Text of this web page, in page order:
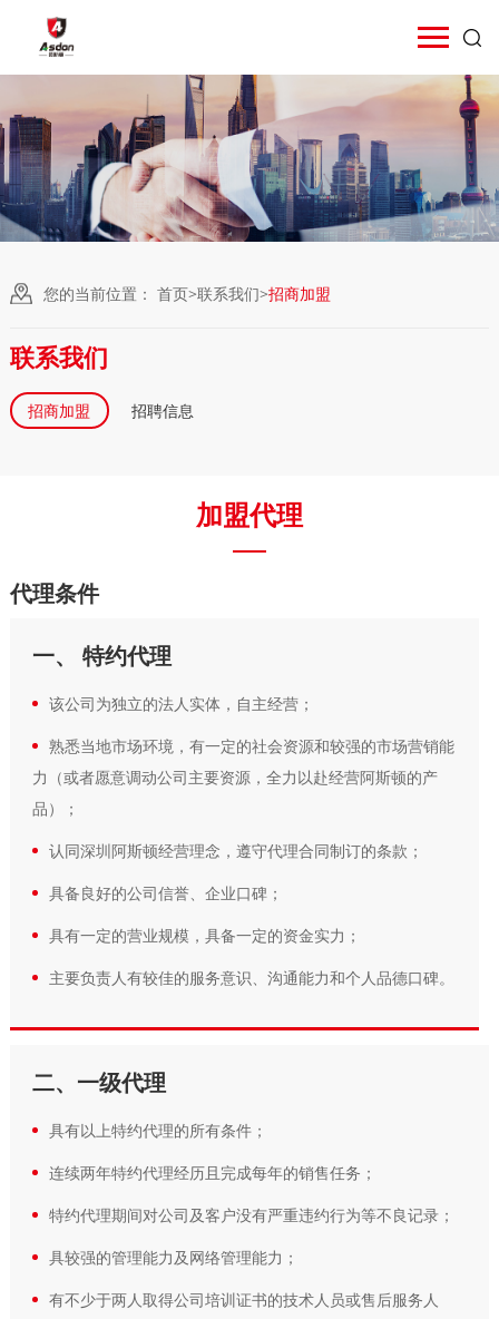
您的当前位置： 首页>联系我们>招商加盟
联系我们
招商加盟 招聘信息
加盟代理
代理条件
一、 特约代理
该公司为独立的法人实体，自主经营；
熟悉当地市场环境，有一定的社会资源和较强的市场营销能
力（或者愿意调动公司主要资源，全力以赴经营阿斯顿的产
品）；
认同深圳阿斯顿经营理念，遵守代理合同制订的条款；
具备良好的公司信誉、企业口碑；
具有一定的营业规模，具备一定的资金实力；
主要负责人有较佳的服务意识、沟通能力和个人品德口碑。
二、一级代理
具有以上特约代理的所有条件；
连续两年特约代理经历且完成每年的销售任务；
特约代理期间对公司及客户没有严重违约行为等不良记录；
具较强的管理能力及网络管理能力；
有不少于两人取得公司培训证书的技术人员或售后服务人